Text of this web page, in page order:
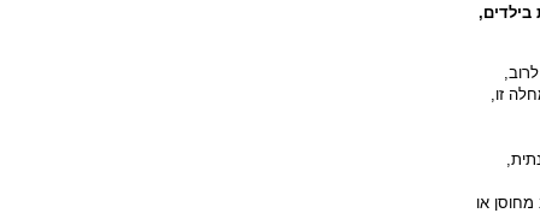
בילדים,
זו,
היות המשיב מחוסן או